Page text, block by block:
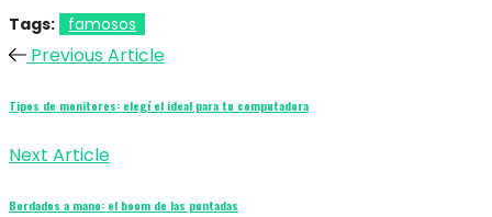
Tags: famosos
Previous Article
Tipos de monitores: elegí el ideal para tu computadora
Next Article
Bordados a mano: el boom de las puntadas